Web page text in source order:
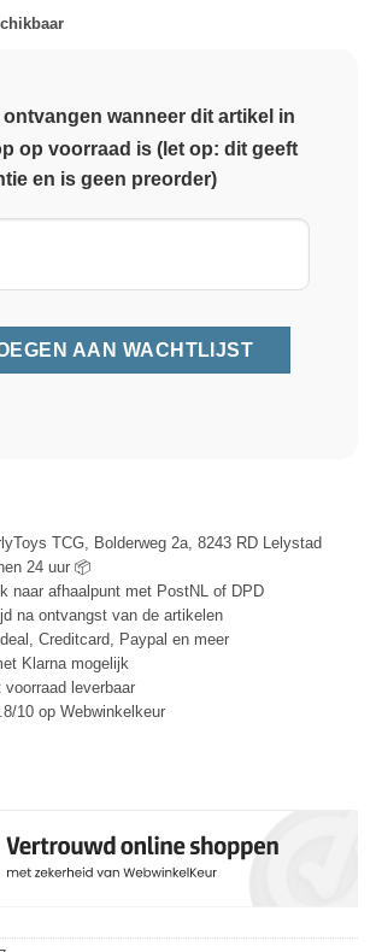
wanneer dit artikel in
op voorraad is (let op: dit geeft
en is geen preorder)
TCG, Bolderweg 2a, 8243 RD Lelystad
24 uur 📦
naar afhaalpunt met PostNL of DPD
na ontvangst van de artikelen
Creditcard, Paypal en meer
Klarna mogelijk
leverbaar
10 op Webwinkelkeur